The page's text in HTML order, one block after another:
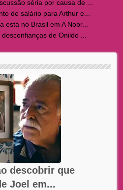
séria por causa de ...
de salário para Arthur e...
está no Brasil em A Nobr...
de Onildo ...
descobrir que
Joel em...